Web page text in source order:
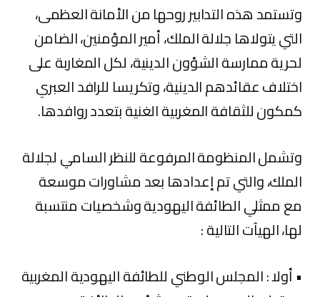
وتستمد هذه التدابير روحها من الأمانة العظمى،
التي يتولاها جلالة الملك، أمير المؤمنين، الضامن
لحرية ممارسة الشؤون الدينية، لكل المغاربة على
اختلاف عقائدهم الدينية، وتكريسا للرافد العبري
كمكون للثقافة المغربية الغنية بتعدد روافدها.
وتشمل المنظومة المرفوعة للنظر السامي لجلالة
الملك، والتي تم إعدادها بعد مشاورات موسعة
مع ممثلي الطائفة اليهودية وشخصيات منتسبة
لها، الهيآت التالية :
• أولا : المجلس الوطني للطائفة اليهودية المغربية